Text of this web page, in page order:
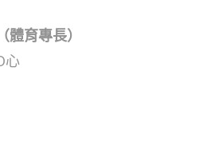
育專長）